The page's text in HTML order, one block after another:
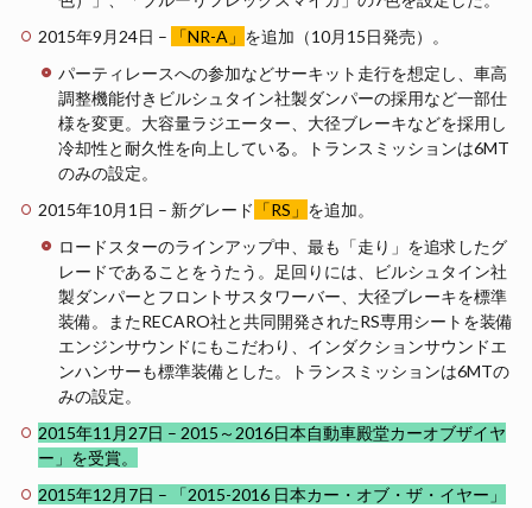
2015年9月24日 –
「NR-A」 を追加（10月15日発売）。
パーティレースへの参加などサーキット走行を想定し、車高
調整機能付きビルシュタイン社製ダンパーの採用など一部仕
様を変更。大容量ラジエーター、大径ブレーキなどを採用し
冷却性と耐久性を向上している。トランスミッションは6MT
のみの設定。
2015年10月1日 – 新グレード 「RS」 を追加。
ロードスターのラインアップ中、最も「走り」を追求したグ
レードであることをうたう。足回りには、ビルシュタイン社
製ダンパーとフロントサスタワーバー、大径ブレーキを標準
装備。またRECARO社と共同開発されたRS専用シートを装備
エンジンサウンドにもこだわり、インダクションサウンドエ
ンハンサーも標準装備とした。トランスミッションは6MTの
みの設定。
2015年11月27日 – 2015～2016日本自動車殿堂カーオブザイヤ
ー」を受賞。
2015年12月7日 – 「2015-2016 日本カー・オブ・ザ・イヤー」